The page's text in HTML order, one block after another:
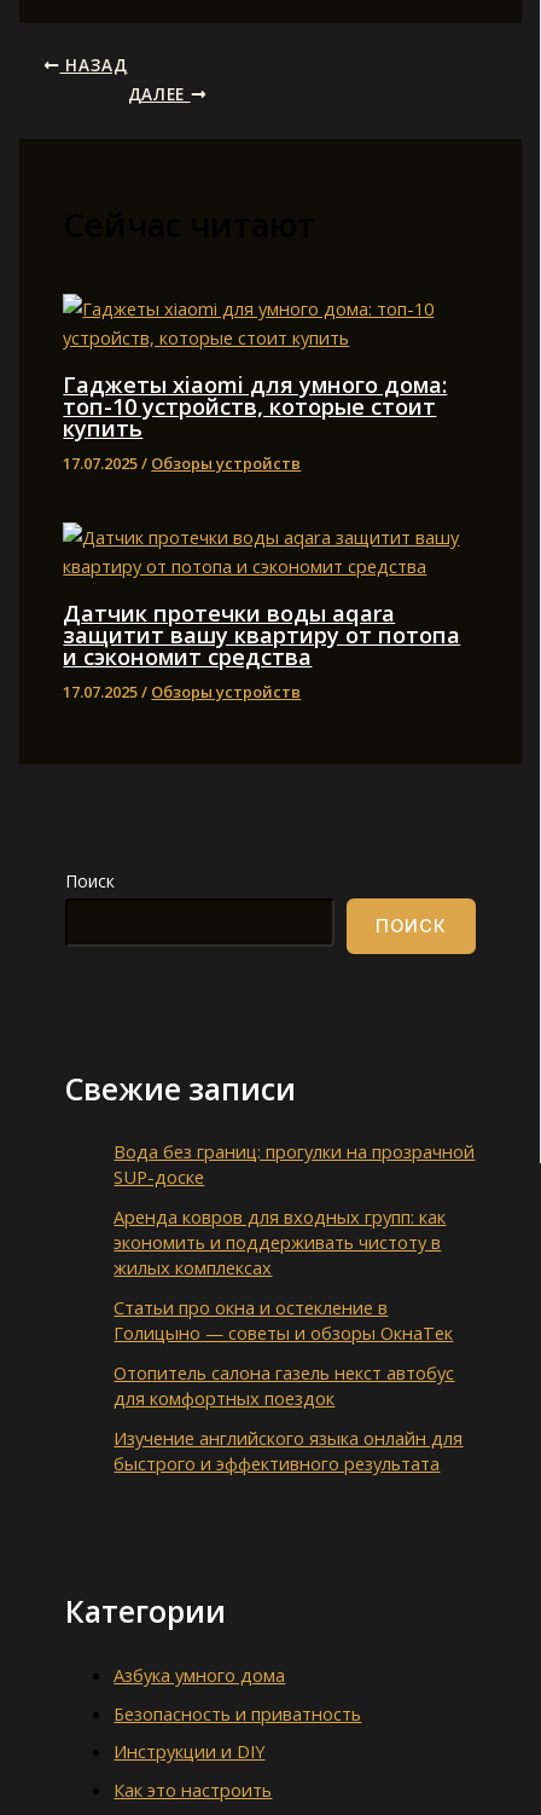
НАЗАД
ДАЛЕЕ
Гаджеты xiaomi для умного дома:
топ-10 устройств, которые стоит
купить
17.07.2025/ Обзоры устройств
Датчик протечки воды aqara
защитит вашу квартиру от потопа
и сэкономит средства
17.07.2025/ Обзоры устройств
Поиск
ПОИСК
Свежие записи
Вода без границ: прогулки на прозрачной
SUP-доске
Аренда ковров для входных групп: как
экономить и поддерживать чистоту в
жилых комплексах
Статьи про окна и остекление в
Голицыно — советы и обзоры ОкнаТек
Отопитель салона газель некст автобус
для комфортных поездок
Изучение английского языка онлайн для
быстрого и эффективного результата
Категории
Азбука умного дома
Безопасность и приватность
Инструкции и DIY
Как это настроить